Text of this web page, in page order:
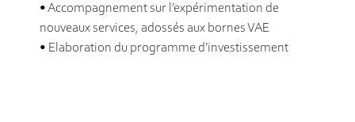
• Accompagnement sur l’expérimentation de
nouveaux services, adossés aux bornes VAE
• Elaboration du programme d’investissement